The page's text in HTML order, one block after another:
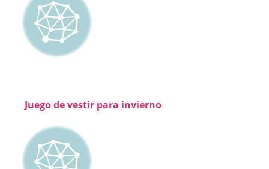
Juego de vestir para invierno